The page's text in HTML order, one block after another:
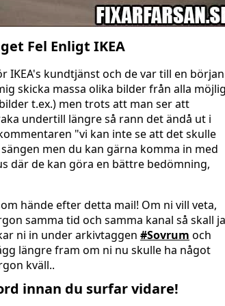
Fel Enligt IKEA
IKEA's kundtjänst och de var till en början
skicka massa olika bilder från alla
t.ex.) men trots att man ser att
undertill längre så rann det ändå ut i
"vi kan inte se att det skulle
men du kan gärna komma in med
där de kan göra en bättre bedömning,
hände efter detta mail! Om ni vill veta,
samma tid och samma kanal så skall
ni in under arkivtaggen #Sovrum och
längre fram om ni nu skulle ha något
kväll..
innan du surfar vidare!